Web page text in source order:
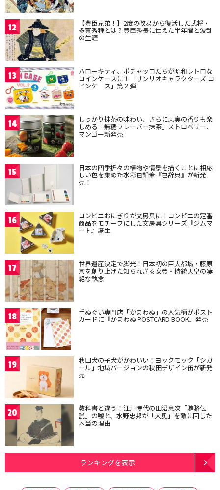
12 【豊臣兄弟！】2度の改易から復活した武将・
多賀秀種とは？豊臣秀長に仕えた半年間と波乱
の生涯
13 ハローキティ、ポチャッコたちが昭和レトロな
コインケースに！「サンリオキャラクターズ コ
インケース」第２弾
14 しっかり抹茶の味わい、さらに果実の香りも楽
しめる「無糖フレーバー抹茶」ストロベリー、
マンゴー新発売
15 日本の四季折々の植物や情景を描くことに相応
しい色を集めた水彩色鉛筆『色辞典』が新発
売！
16 コンビニおにぎりが文房具に！コンビニの定番
商品をモチーフにした文房具シリーズ『ジムマ
ート』誕生
17 世界遺産決定で脚光！日本初の巨大都城・藤原
京を創り上げた知られざる女帝・持統天皇の凄
絶な執念
18 手ぬぐい専門店「かまわぬ」の人気柄がポスト
カードに『かまわぬ POSTCARD BOOK』発売
19 秋田犬の子犬がかわいい！ヨックモック「シガ
ール」地域バージョンの秋田デザイン缶が新発
売
20 教科書と違う！江戸時代の田沼意次「賄賂伝
説」の嘘と、水野忠邦が「大奥」を敵に回した
本当の理由
ランキングを表示